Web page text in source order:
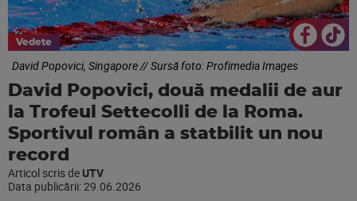
Vedete
David Popovici, Singapore // Sursă foto: Profimedia Images
David Popovici, două medalii de aur
la Trofeul Settecolli de la Roma.
Sportivul român a statbilit un nou
record
Articol scris de UTV
Data publicării:29.06.2026